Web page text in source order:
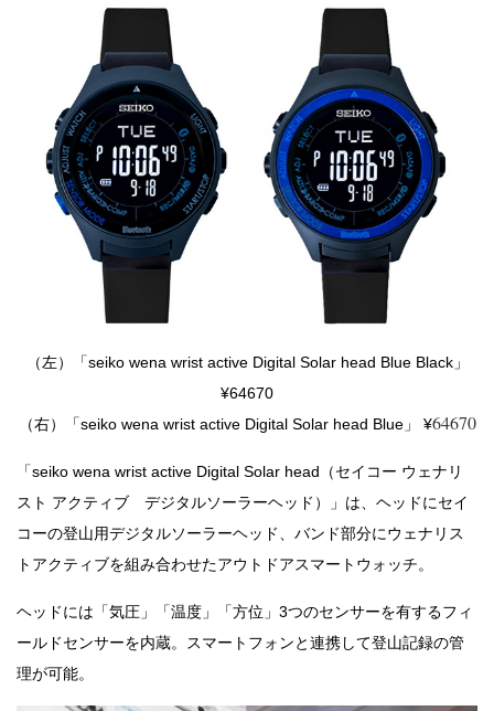
（左）「seiko wena wrist active Digital Solar head Blue Black」
¥64670
（右）「seiko wena wrist active Digital Solar head Blue」 ¥64670
「seiko wena wrist active Digital Solar head（セイコー ウェナリ
スト アクティブ デジタルソーラーヘッド）」は、ヘッドにセイ
コーの登山用デジタルソーラーヘッド、バンド部分にウェナリス
トアクティブを組み合わせたアウトドアスマートウォッチ。
ヘッドには「気圧」「温度」「方位」3つのセンサーを有するフィ
ールドセンサーを内蔵。スマートフォンと連携して登山記録の管
理が可能。